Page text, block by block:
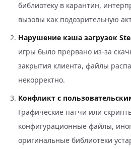
библиотеку в карантин,
вызовы как подозрительную
Нарушение кэша загрузок
игры было прервано из-за
закрытия клиента, файлы
некорректно.
Конфликт с
Графические патчи или
конфигурационные файлы,
оригинальные библиотеки